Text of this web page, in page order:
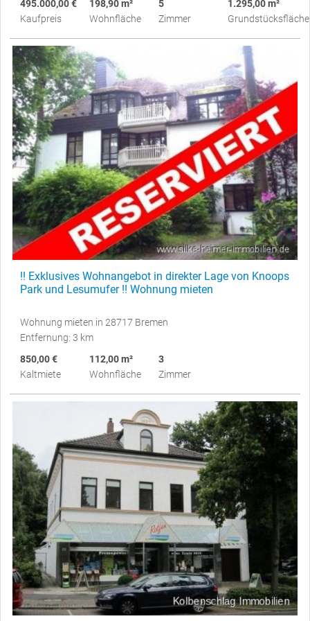
495.000,00 €
Kaufpreis
198,90 m²
Wohnfläche
5
Zimmer
1.295,00 m²
Grundstücksfläche
!! Exklusives Wohnangebot in direkter Lage von Knoops
Park und Lesumufer !! Wohnung mieten
Wohnung mieten in 28717 Bremen
Entfernung: 3 km
850,00 €
Kaltmiete
112,00 m²
Wohnfläche
3
Zimmer